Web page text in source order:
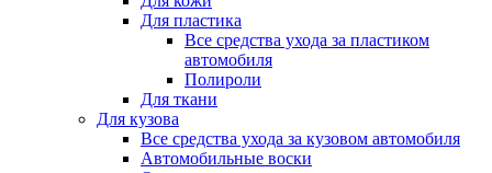
Для пластика
Все средства ухода за пластиком
автомобиля
Полироли
Для ткани
Для кузова
Все средства ухода за кузовом автомобиля
Автомобильные воски